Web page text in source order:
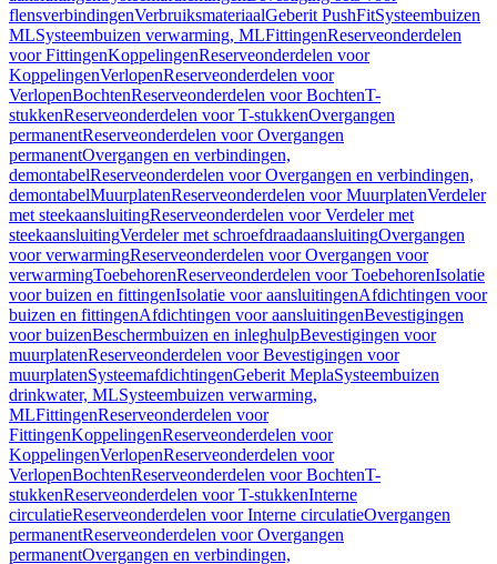
flensverbindingenVerbruiksmateriaalGeberit PushFitSysteembuizen
MLSysteembuizen verwarming, MLFittingenReserveonderdelen
voor FittingenKoppelingenReserveonderdelen voor
KoppelingenVerlopenReserveonderdelen voor
VerlopenBochtenReserveonderdelen voor BochtenT-
stukkenReserveonderdelen voor T-stukkenOvergangen
permanentReserveonderdelen voor Overgangen
permanentOvergangen en verbindingen,
demontabelReserveonderdelen voor Overgangen en verbindingen,
demontabelMuurplatenReserveonderdelen voor MuurplatenVerdeler
met steekaansluitingReserveonderdelen voor Verdeler met
steekaansluitingVerdeler met schroefdraadaansluitingOvergangen
voor verwarmingReserveonderdelen voor Overgangen voor
verwarmingToebehorenReserveonderdelen voor ToebehorenIsolatie
voor buizen en fittingenIsolatie voor aansluitingenAfdichtingen voor
buizen en fittingenAfdichtingen voor aansluitingenBevestigingen
voor buizenBeschermbuizen en inleghulpBevestigingen voor
muurplatenReserveonderdelen voor Bevestigingen voor
muurplatenSysteemafdichtingenGeberit MeplaSysteembuizen
drinkwater, MLSysteembuizen verwarming,
MLFittingenReserveonderdelen voor
FittingenKoppelingenReserveonderdelen voor
KoppelingenVerlopenReserveonderdelen voor
VerlopenBochtenReserveonderdelen voor BochtenT-
stukkenReserveonderdelen voor T-stukkenInterne
circulatieReserveonderdelen voor Interne circulatieOvergangen
permanentReserveonderdelen voor Overgangen
permanentOvergangen en verbindingen,